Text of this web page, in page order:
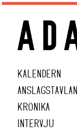
KALENDERN
ANSLAGSTAVLAN
KRÖNIKA
INTERVJU